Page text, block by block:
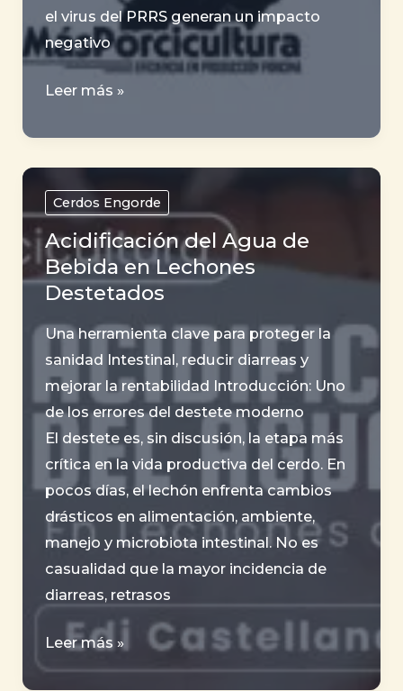
el virus del PRRS generan un impacto
negativo
El
invisible
en
los
corrales
de
engorde
Leer más »
Cerdos Engorde
Acidificación del Agua de
Bebida en Lechones
Destetados
Una herramienta clave para proteger la
sanidad Intestinal, reducir diarreas y
mejorar la rentabilidad Introducción: Uno
de los errores del destete moderno
El destete es, sin discusión, la etapa más
crítica en la vida productiva del cerdo. En
pocos días, el lechón enfrenta cambios
drásticos en alimentación, ambiente,
manejo y microbiota intestinal. No es
casualidad que la mayor incidencia de
diarreas, retrasos
Acidificación
del
Leer más »